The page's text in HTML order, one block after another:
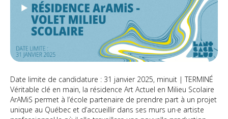
Date limite de candidature : 31 janvier 2025, minuit | TERMINÉ
Véritable clé en main, la résidence Art Actuel en Milieu Scolaire
ArAMiS permet à l’école partenaire de prendre part à un projet
unique au Québec et d’accueillir dans ses murs un·e artiste